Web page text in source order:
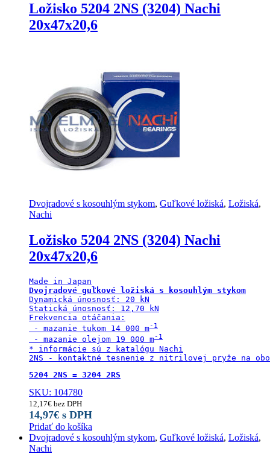
Ložisko 5204 2NS (3204) Nachi
20x47x20,6
Dvojradové s kosouhlým stykom, Guľkové ložiská, Ložiská,
Nachi
Ložisko 5204 2NS (3204) Nachi
20x47x20,6
Dvojradové guľkové ložiská s kosouhlým stykom
Dynamická únosnosť: 20 kN
Statická únosnosť: 12,70 kN
Frekvencia otáčania:
- mazanie tukom 14 000 m
- mazanie olejom 19 000 m
* informácie sú z katalógu Nachi
2NS - kontaktné tesnenie z nitrilovej pryže na
5204 2NS = 3204 2RS
SKU: 104780
12,17€ bez DPH
14,97€ s DPH
Pridať do košíka
Dvojradové s kosouhlým stykom, Guľkové ložiská, Ložiská,
Nachi